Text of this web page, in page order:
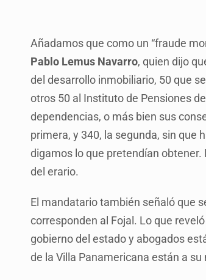
Añadamos que como un “fraude
Pablo Lemus Navarro, quien dijo
del desarrollo inmobiliario, 50 que
otros 50 al Instituto de Pensiones
dependencias, o más bien sus
primera, y 340, la segunda, sin que
digamos lo que pretendían
del erario.
El mandatario también señaló que
corresponden al Fojal. Lo que
gobierno del estado y abogados
de la Villa Panamericana están a